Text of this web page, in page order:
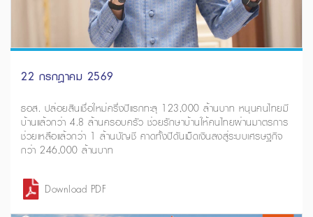
22 กรกฎาคม 2569
ธอส. ปล่อยสินเชื่อใหม่ครึ่งปีแรกทะลุ 123,000 ล้านบาท หนุนคนไทยมี
บ้านแล้วกว่า 4.8 ล้านครอบครัว ช่วยรักษาบ้านให้คนไทยผ่านมาตรการ
ช่วยเหลือแล้วกว่า 1 ล้านบัญชี คาดทั้งปีดันเม็ดเงินลงสู่ระบบเศรษฐกิจ
กว่า 246,000 ล้านบาท
Download PDF